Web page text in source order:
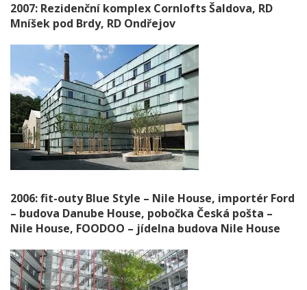
2007: Rezidenční komplex Cornlofts Šaldova, RD
Mníšek pod Brdy, RD Ondřejov
2006: fit-outy Blue Style – Nile House, importér Ford
– budova Danube House, pobočka Česká pošta –
Nile House, FOODOO – jídelna budova Nile House